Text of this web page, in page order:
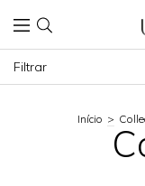
Filtrar
Início >